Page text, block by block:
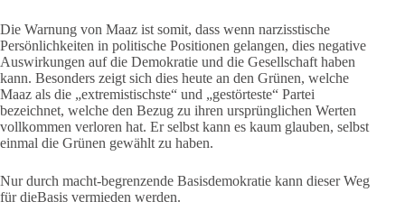
Die Warnung von Maaz ist somit, dass wenn narzisstische
Persönlichkeiten in politische Positionen gelangen, dies negative
Auswirkungen auf die Demokratie und die Gesellschaft haben
kann. Besonders zeigt sich dies heute an den Grünen, welche
Maaz als die „extremistischste“ und „gestörteste“ Partei
bezeichnet, welche den Bezug zu ihren ursprünglichen Werten
vollkommen verloren hat. Er selbst kann es kaum glauben, selbst
einmal die Grünen gewählt zu haben.
Nur durch macht-begrenzende Basisdemokratie kann dieser Weg
für dieBasis vermieden werden.